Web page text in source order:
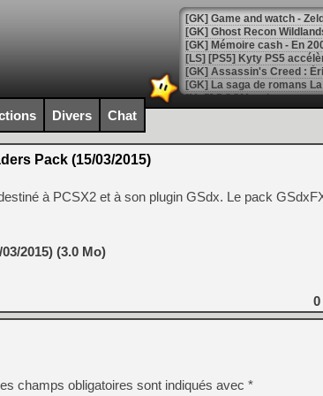
[Mo5] DOOM arrive en
[GK] Bethesda fête les 30
[GK] Roblox : l'action en
[GK] Agenda - GeForce
[GK] Devolver Digital en a
[LS] [PS5] ps5-y2jb-
[GK] Pourquoi Marvel
[GK] Test : Restory : Chill
[GK] GTA 6 : Rockstar
[GK] Hot Wheels Infinite
[GK] Mémoire cash -
[GK] Résultats Nintendo :
[GK] Déjà des
[Mo5] Brickboy cherche à
[GK] Minecraft et ses «
Divers Chat
Pack (15/03/2015)
à PCSX2 et à son plugin GSdx. Le pack
2015) (3.0 Mo)
0
champs obligatoires sont indiqués avec *